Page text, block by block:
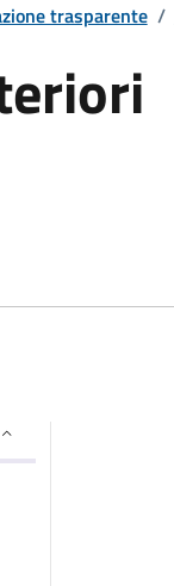
trasparente /